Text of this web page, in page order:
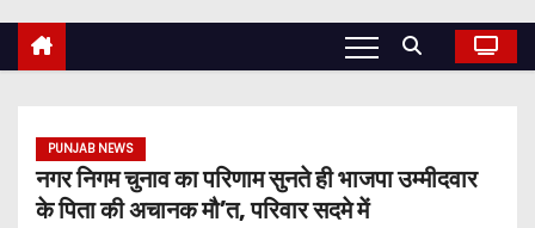
PUNJAB NEWS
नगर निगम चुनाव का परिणाम सुनते ही भाजपा उम्मीदवार
के पिता की अचानक मौ’त, परिवार सदमे में